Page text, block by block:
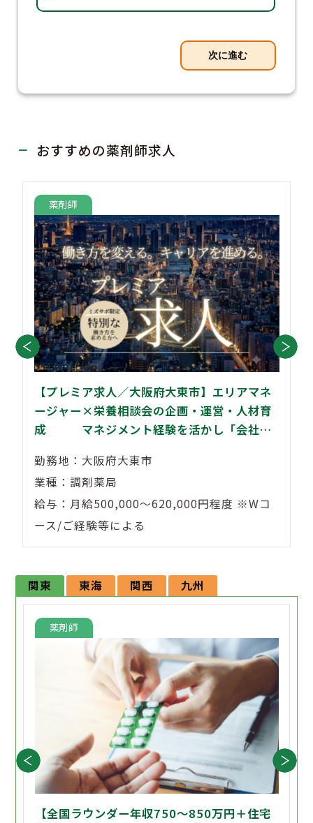
次に進む
おすすめの薬剤師求人
薬剤師
【プレミア求人／大阪府大東市】エリアマネ
ージャー×栄養相談会の企画・運営・人材育
成 マネジメント経験を活かし「会社づ
勤務地：大阪府大東市
業種：調剤薬局
給与：月給500,000～620,000円程度 ※Wコ
ース/ご経験等による
関東 東海 関西 九州
薬剤師
【全国ラウンダー年収750～850万円＋住宅